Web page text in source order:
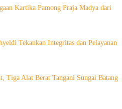
Kartika Pamong Praja Madya dari
Tekankan Integritas dan Pelayanan
Tiga Alat Berat Tangani Sungai Batang